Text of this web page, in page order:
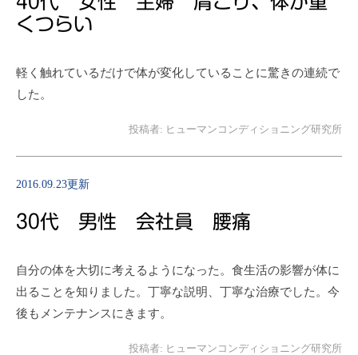
くつらい
軽く触れているだけで体が変化していることに驚きの連続で
した。
投稿者: ヒューマンコンディショニング研究所
2016.09.23更新
30代 男性 会社員 腰痛
自分の体を大切に考えるようになった。食生活の影響が体に
出ることを知りました。丁寧な説明、丁寧な治療でした。今
後もメンテナンスにきます。
投稿者: ヒューマンコンディショニング研究所